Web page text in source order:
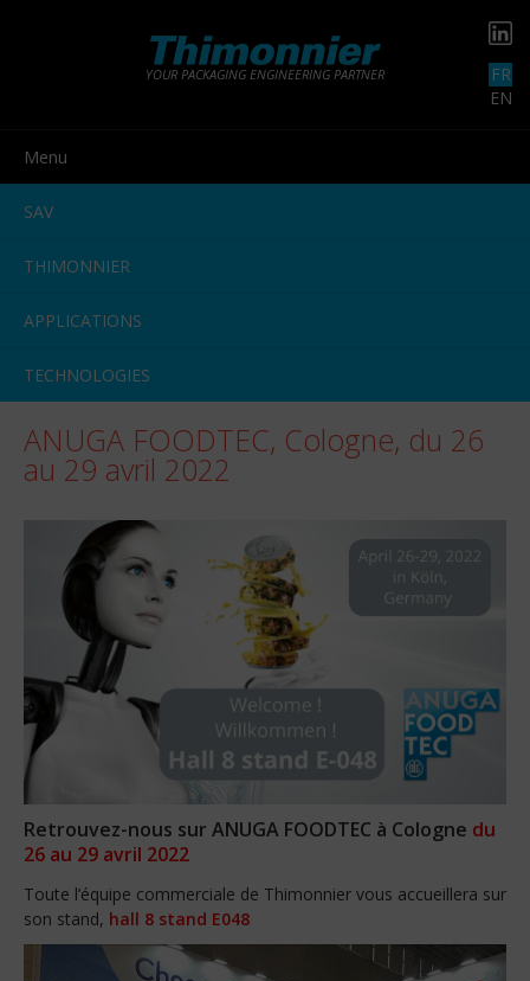
FR
EN
YOUR PACKAGING ENGINEERING PARTNER
Menu
SAV
THIMONNIER
APPLICATIONS
TECHNOLOGIES
ANUGA FOODTEC, Cologne, du 26
au 29 avril 2022
Retrouvez-nous sur ANUGA FOODTEC à Cologne du
26 au 29 avril 2022
Toute l’équipe commerciale de Thimonnier vous accueillera sur
son stand, hall 8 stand E048